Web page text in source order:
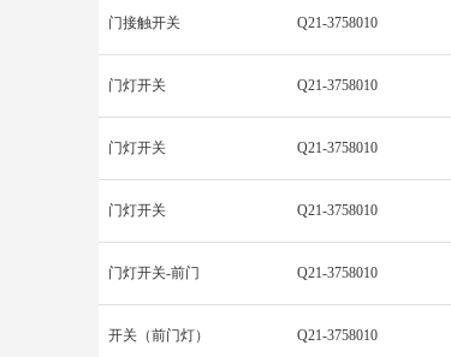
门接触开关 Q21-3758010
门灯开关 Q21-3758010
门灯开关 Q21-3758010
门灯开关 Q21-3758010
门灯开关-前门 Q21-3758010
开关（前门灯） Q21-3758010